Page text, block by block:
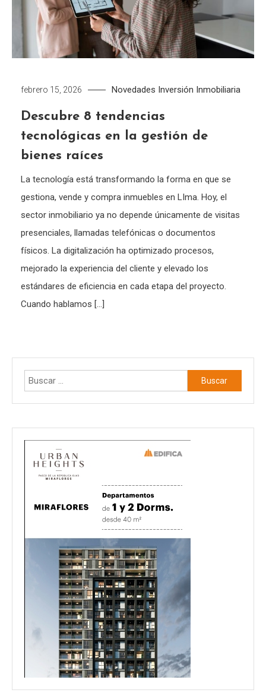
febrero 15, 2026 Novedades Inversión Inmobiliaria
Descubre 8 tendencias
tecnológicas en la gestión de
bienes raíces
La tecnología está transformando la forma en que se
gestiona, vende y compra inmuebles en LIma. Hoy, el
sector inmobiliario ya no depende únicamente de visitas
presenciales, llamadas telefónicas o documentos
físicos. La digitalización ha optimizado procesos,
mejorado la experiencia del cliente y elevado los
estándares de eficiencia en cada etapa del proyecto.
Cuando hablamos […]
Buscar: